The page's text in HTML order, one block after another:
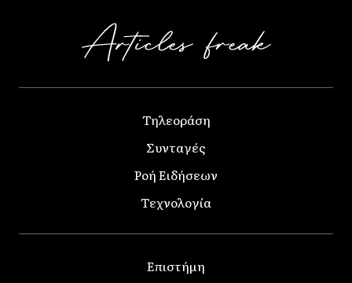
Τηλεοράση
Συνταγές
Ροή Ειδήσεων
Τεχνολογία
Επιστήμη